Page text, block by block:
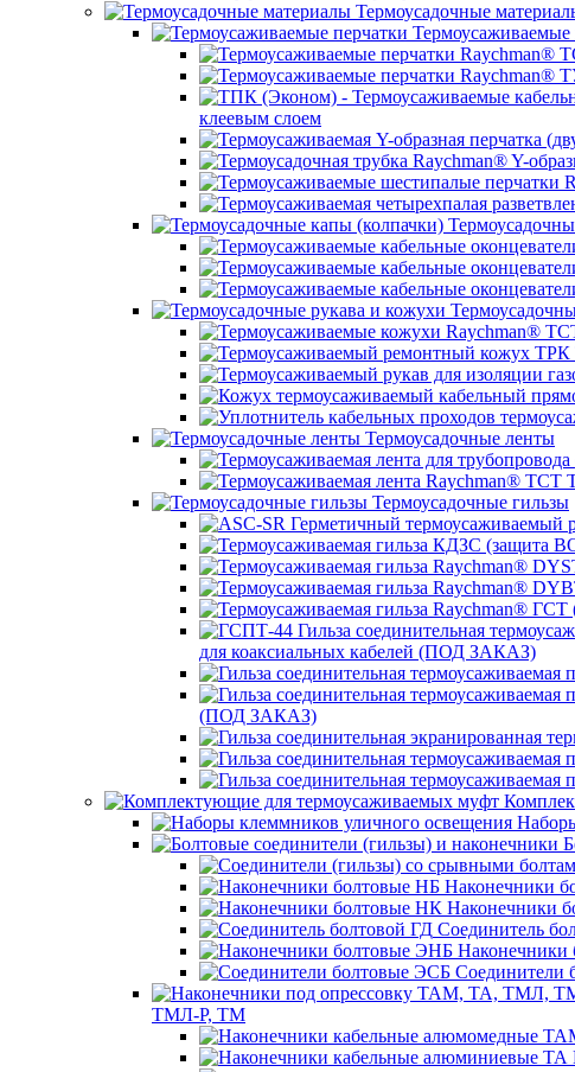
Термоусадочные
Термоусаживаемые
клеевым слоем
Термоусадочные ленты
Термоусадочные гильзы
для коаксиальных кабелей (ПОД ЗАКАЗ)
(ПОД ЗАКАЗ)
Наконечники
Наконечники
Соединитель
Соединители
ТМЛ-Р, ТМ